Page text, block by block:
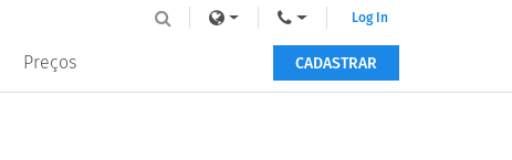
Preços
Log In
CADASTRAR